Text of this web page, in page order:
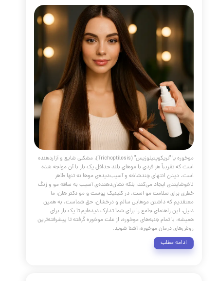
سوال "از کجا بفهمیم زگیل تناسلی گرفته ایم؟" با شناخت علائم
اما با تشخیص قطعی توسط متخصص کامل می‌گردد. به
یاد داشته باشید که ابتلا به HPV بسیار شایع است و نباید باعث شرم یا
شود. امروزه با وجود روش‌های درمانی پیشرفته مانند لیزر و
و واکسن‌های مؤثری چون گارداسیل، این بیماری کاملاً قابل
و مدیریت است. مهم‌ترین پیام ما به شما این است: سلامت خود
بگیرید و در صورت مشاهده هرگونه علامت مشکوک، از کمک
استفاده کنید. تشخیص و درمان به موقع نه تنها به سلامت
کمک می‌کند، بلکه آرامش روانی را نیز برایتان به ارمغان
آبرسانی پوست
مقالات،پوست و مو، جوانسازی ،مراقبت از پوست،
کلینیک پوست دکتر هلن ،آبرسانی پوست